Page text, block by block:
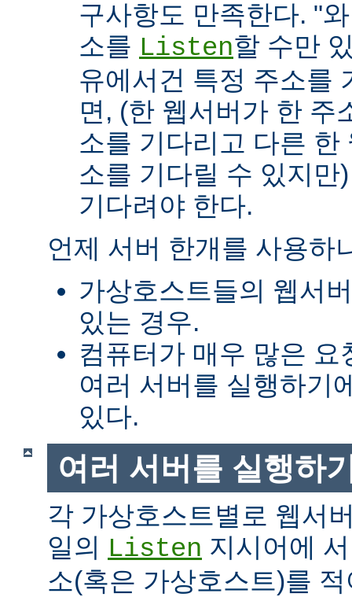
구사항도 만족한다. "
소를 Listen할 수만
유에서건 특정 주소를
면, (한 웹서버가 한 주
소를 기다리고 다른 한
소를 기다릴 수 있지
기다려야 한다.
언제 서버 한개를 사용하
가상호스트들의 웹서
있는 경우.
컴퓨터가 매우 많은
여러 서버를 실행하기
있다.
여러 서버를 실행하
각 가상호스트별로 웹서
일의 Listen 지시어에
소(혹은 가상호스트)를